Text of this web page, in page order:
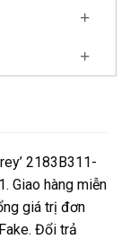
2183B311-
Giao hàng miễn
giá trị đơn
Đổi trả